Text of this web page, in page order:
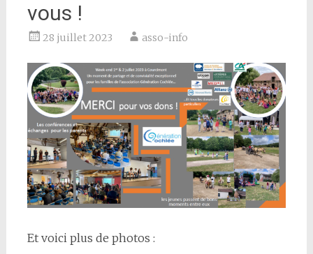
vous !
28 juillet 2023 asso-info
Et voici plus de photos :